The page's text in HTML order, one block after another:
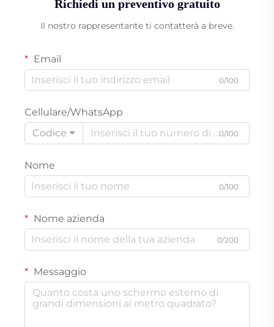
Richiedi un preventivo gratuito
Il nostro rappresentante ti contatterà a breve.
Email
0/100
Cellulare/WhatsApp
Codice
0/100
Nome
0/100
Nome azienda
0/200
Messaggio